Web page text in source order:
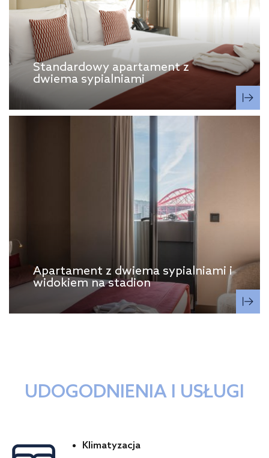
Standardowy apartament z
dwiema sypialniami
Apartament z dwiema sypialniami i
widokiem na stadion
UDOGODNIENIA I USŁUGI
Klimatyzacja